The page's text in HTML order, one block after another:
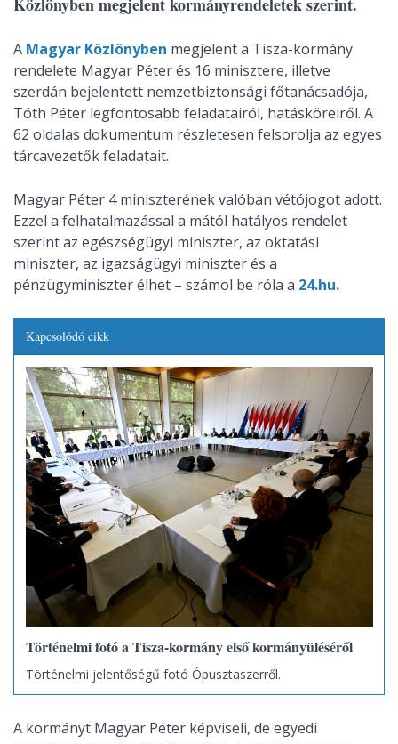
A Magyar Közlönyben megjelent a Tisza-kormány
rendelete Magyar Péter és 16 minisztere, illetve
szerdán bejelentett nemzetbiztonsági főtanácsadója,
Tóth Péter legfontosabb feladatairól, hatásköreiről. A
62 oldalas dokumentum részletesen felsorolja az egyes
tárcavezetők feladatait.
Magyar Péter 4 miniszterének valóban vétójogot adott.
Ezzel a felhatalmazással a mától hatályos rendelet
szerint az egészségügyi miniszter, az oktatási
miniszter, az igazságügyi miniszter és a
pénzügyminiszter élhet – számol be róla a 24.hu.
Kapcsolódó cikk
Történelmi fotó a Tisza-kormány első kormányüléséről
Történelmi jelentőségű fotó Ópusztaszerről.
A kormányt Magyar Péter képviseli, de egyedi